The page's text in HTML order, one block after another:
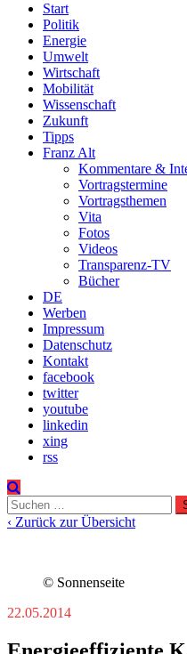
Start
Politik
Energie
Umwelt
Wirtschaft
Mobilität
Wissenschaft
Zukunft
Tipps
Franz Alt
Kommentare &
Vortragstermine
Vortragsthemen
Vita
Fotos
Videos
Transparenz-TV
Bücher
DE
Werben
Impressum
Datenschutz
Kontakt
facebook
twitter
youtube
linkedin
xing
rss
Suchen
nach:
‹ Zurück zur Übersicht
© Sonnenseite
22.05.2014